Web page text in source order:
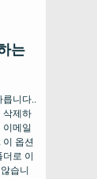
는
니다..
삭제하
이메일
이 옵션
더로 이
습니